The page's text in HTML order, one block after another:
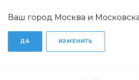
Ваш город Москва и
ДА ИЗМЕНИТЬ